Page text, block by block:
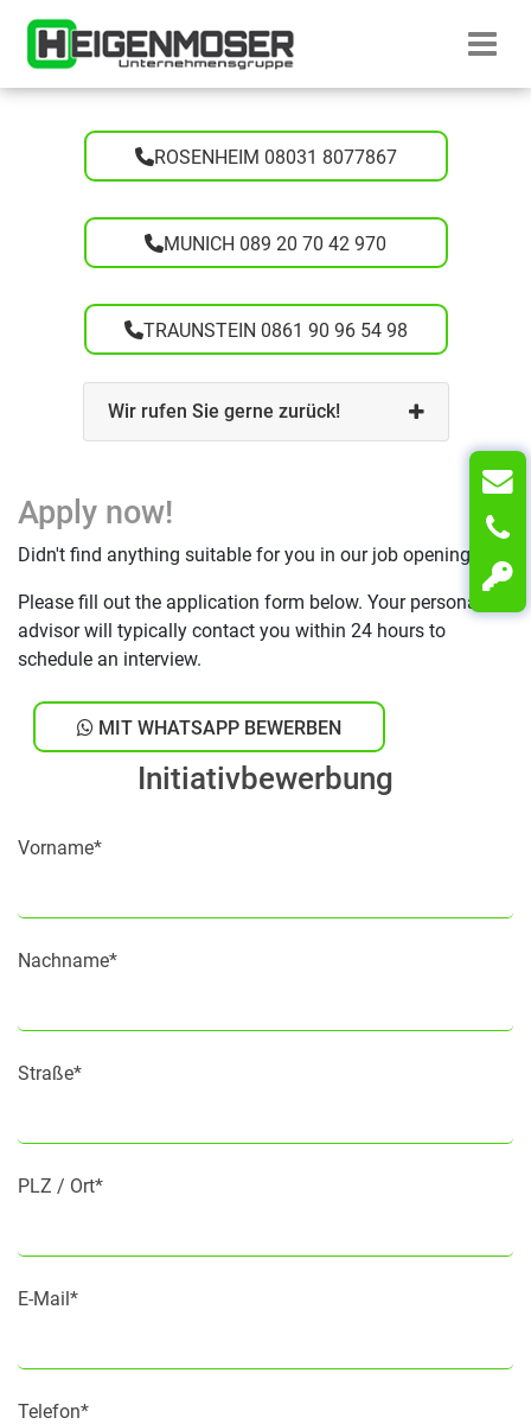
Startseite
ROSENHEIM 08031 8077867
MUNICH 089 20 70 42 970
TRAUNSTEIN 0861 90 96 54 98
Wir rufen Sie gerne zurück!
Apply now!
Didn't find anything suitable for you in our job openings?
Please fill out the application form below. Your personal
advisor will typically contact you within 24 hours to
schedule an interview.
MIT WHATSAPP BEWERBEN
Initiativbewerbung
Vorname*
Nachname*
Straße*
PLZ / Ort*
E-Mail*
Telefon*